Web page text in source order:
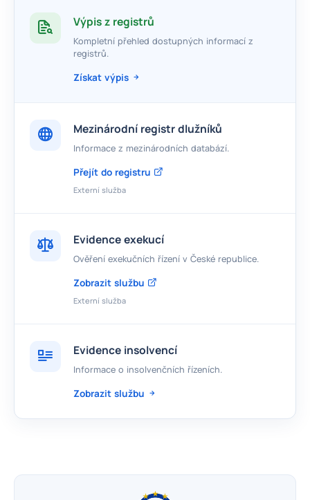
Výpis z registrů
Kompletní přehled dostupných informací z
registrů.
Získat výpis
Mezinárodní registr dlužníků
Informace z mezinárodních databází.
Přejít do registru
Externí služba
Evidence exekucí
Ověření exekučních řízení v České republice.
Zobrazit službu
Externí služba
Evidence insolvencí
Informace o insolvenčních řízeních.
Zobrazit službu